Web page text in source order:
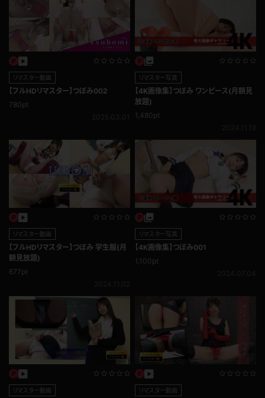
リマスター動画
【フルHDリマスター】つぼみ002
780pt
リマスター写真
【4K画像集】つぼみ ワンピース(月額見
放題)
1,480pt
リマスター動画
【フルHDリマスター】つぼみ 学生服(月
額見放題)
677pt
リマスター写真
【4K画像集】つぼみ001
1,100pt
リマスター動画 リマスター動画